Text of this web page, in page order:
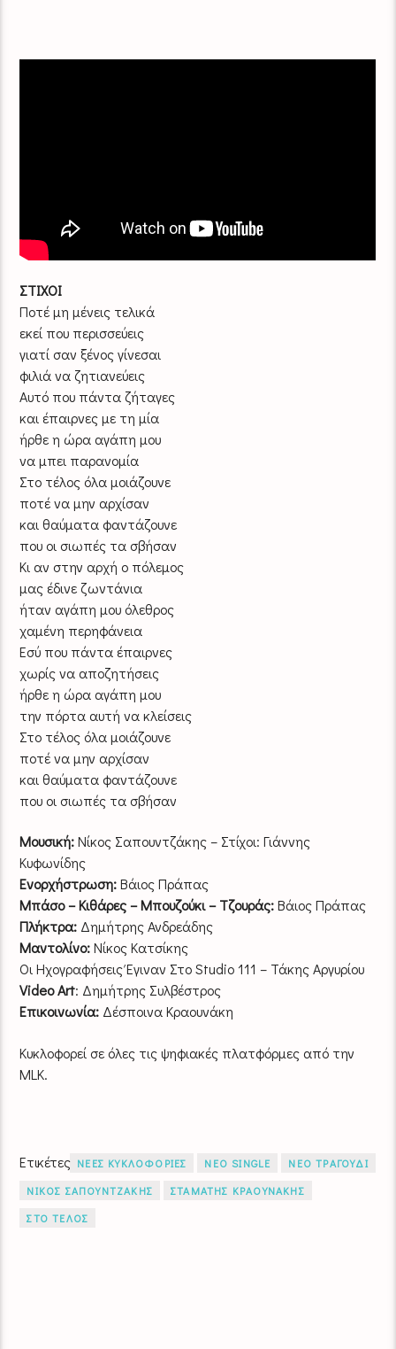
ΣΤΙΧΟΙ
Ποτέ μη μένεις τελικά
εκεί που περισσεύεις
γιατί σαν ξένος γίνεσαι
φιλιά να ζητιανεύεις
Αυτό που πάντα ζήταγες
και έπαιρνες με τη μία
ήρθε η ώρα αγάπη μου
να μπει παρανομία
Στο τέλος όλα μοιάζουνε
ποτέ να μην αρχίσαν
και θαύματα φαντάζουνε
που οι σιωπές τα σβήσαν
Κι αν στην αρχή ο πόλεμος
μας έδινε ζωντάνια
ήταν αγάπη μου όλεθρος
χαμένη περηφάνεια
Εσύ που πάντα έπαιρνες
χωρίς να αποζητήσεις
ήρθε η ώρα αγάπη μου
την πόρτα αυτή να κλείσεις
Στο τέλος όλα μοιάζουνε
ποτέ να μην αρχίσαν
και θαύματα φαντάζουνε
που οι σιωπές τα σβήσαν
Μουσική:Νίκος Σαπουντζάκης – Στίχοι: Γιάννης
Κυφωνίδης
Ενορχήστρωση:Βάιος Πράπας
Μπάσο – Κιθάρες – Μπουζούκι – Τζουράς:Βάιος Πράπας
Πλήκτρα: Δημήτρης Ανδρεάδης
Μαντολίνο:Νίκος Κατσίκης
Οι Ηχογραφήσεις Έγιναν Στο Studio 111 – Τάκης Αργυρίου
Video Art: Δημήτρης Συλβέστρος
Επικοινωνία: Δέσποινα Κραουνάκη
Κυκλοφορεί σε όλες τις ψηφιακές πλατφόρμες από την
MLK.
Ετικέτες ΝΕΕΣ ΚΥΚΛΟΦΟΡΙΕΣ ΝΕΟ SINGLE
ΝΕΟ ΤΡΑΓΟΥΔΙ
ΝΙΚΟΣ ΣΑΠΟΥΝΤΖΑΚΗΣ
ΣΤΑΜΑΤΗΣ ΚΡΑΟΥΝΑΚΗΣ
ΣΤΟ ΤΕΛΟΣ